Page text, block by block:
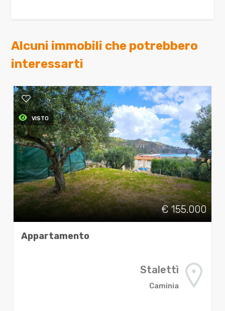
Alcuni immobili che potrebbero
interessarti
VISTO
€ 155.000
Appartamento
Stalettì
Caminia